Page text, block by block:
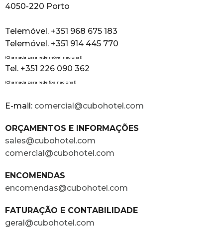
4050-220 Porto
Telemóvel. +351 968 675 183
Telemóvel. +351 914 445 770
(Chamada para rede móvel nacional)
Tel. +351 226 090 362
(Chamada para rede fixa nacional)
E-mail: comercial@cubohotel.com
ORÇAMENTOS E INFORMAÇÕES
sales@cubohotel.com
comercial@cubohotel.com
ENCOMENDAS
encomendas@cubohotel.com
FATURAÇÃO E CONTABILIDADE
geral@cubohotel.com